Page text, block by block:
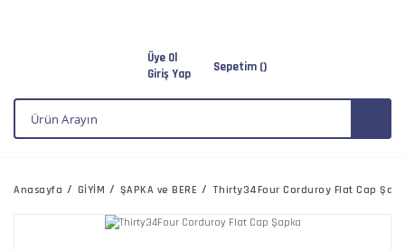
Üye Ol
Giriş Yap
Sepetim ()
Anasayfa GİYİM ŞAPKA ve BERE Thirty34Four Corduroy Flat Cap